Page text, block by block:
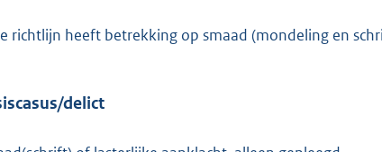
richtlijn heeft betrekking op smaad (mondeling en
delict